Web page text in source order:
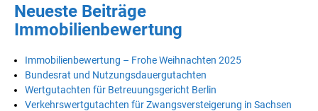
Neueste Beiträge
Immobilienbewertung
Immobilienbewertung – Frohe Weihnachten 2025
Bundesrat und Nutzungsdauergutachten
Wertgutachten für Betreuungsgericht Berlin
Verkehrswertgutachten für Zwangsversteigerung in Sachsen